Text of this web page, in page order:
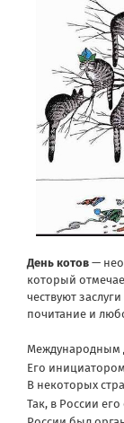
День котов —
который
чествуют
почитание и
Международным
Его
В некоторых
Так, в России